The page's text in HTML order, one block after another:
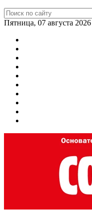
Пятница, 07 августа 2026